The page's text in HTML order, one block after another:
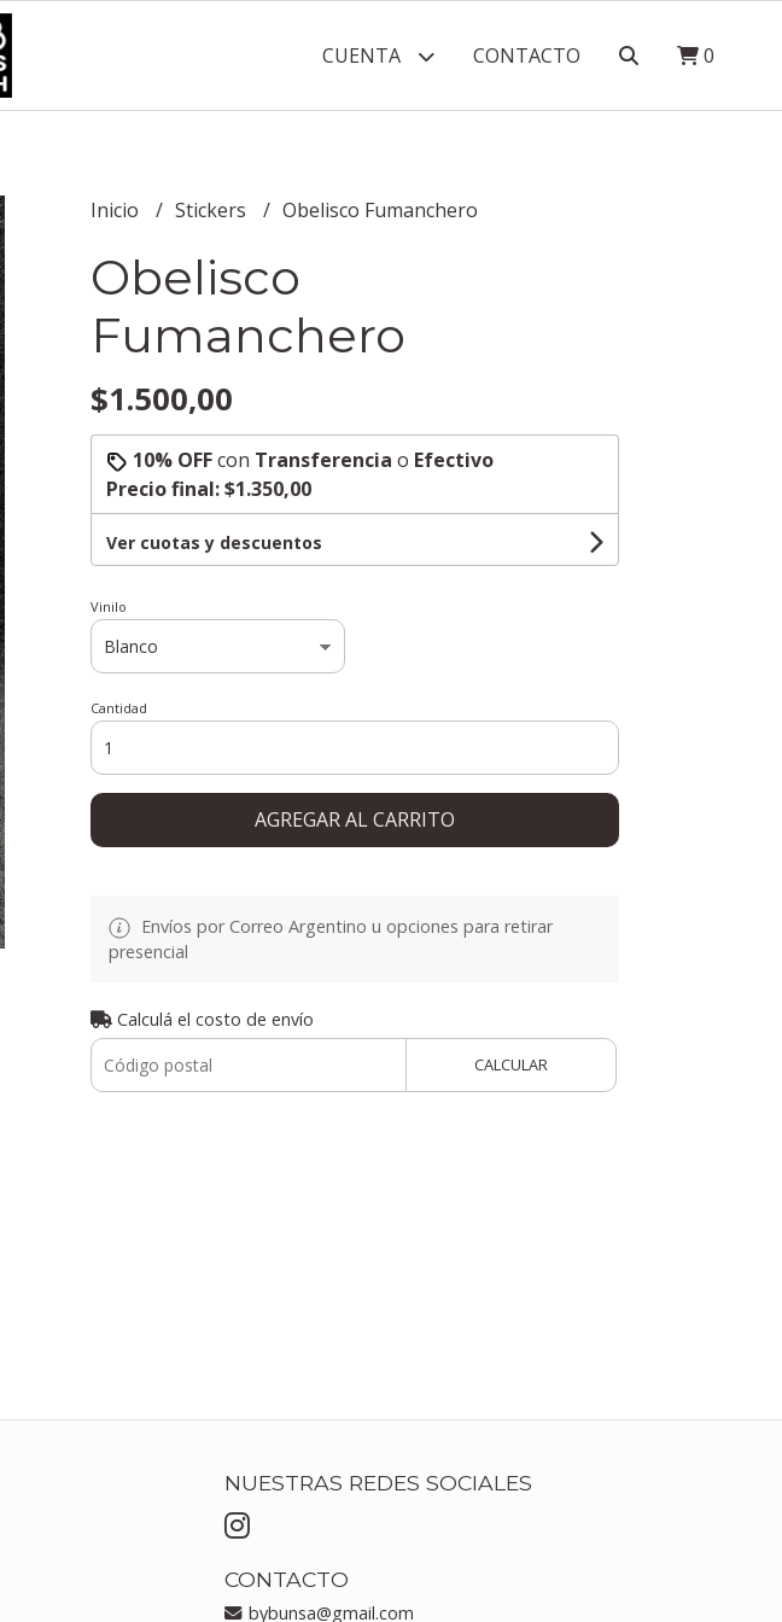
CUENTA CONTACTO 0
Inicio Stickers Obelisco Fumanchero
Obelisco
Fumanchero
$1.500,00
10% OFFcon Transferencia o Efectivo
Precio final:$1.350,00
Ver cuotas y descuentos
Vinilo
Cantidad
AGREGAR AL CARRITO
Envíos por Correo Argentino u opciones para retirar
presencial
Calculá el costo de envío
CALCULAR
NUESTRAS REDES SOCIALES
CONTACTO
bybunsa@gmail.com